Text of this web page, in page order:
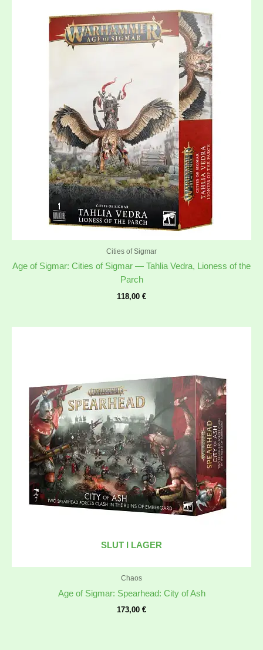
Cities of Sigmar
Age of Sigmar: Cities of Sigmar — Tahlia Vedra, Lioness of the
Parch
118,00 €
SLUT I LAGER
Chaos
Age of Sigmar: Spearhead: City of Ash
173,00 €